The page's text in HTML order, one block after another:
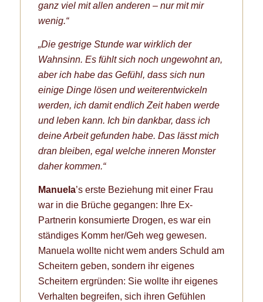
ganz viel mit allen anderen – nur mit mir
wenig.“
„Die gestrige Stunde war wirklich der
Wahnsinn. Es fühlt sich noch ungewohnt an,
aber ich habe das Gefühl, dass sich nun
einige Dinge lösen und weiterentwickeln
werden, ich damit endlich Zeit haben werde
und leben kann. Ich bin dankbar, dass ich
deine Arbeit gefunden habe. Das lässt mich
dran bleiben, egal welche inneren Monster
daher kommen.“
Manuela’s erste Beziehung mit einer Frau
war in die Brüche gegangen: Ihre Ex-
Partnerin konsumierte Drogen, es war ein
ständiges Komm her/Geh weg gewesen.
Manuela wollte nicht wem anders Schuld am
Scheitern geben, sondern ihr eigenes
Scheitern ergründen: Sie wollte ihr eigenes
Verhalten begreifen, sich ihren Gefühlen